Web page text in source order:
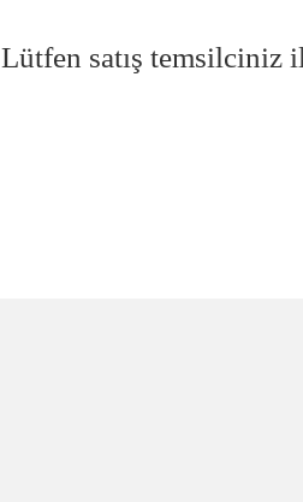
Lütfen satış temsilciniz